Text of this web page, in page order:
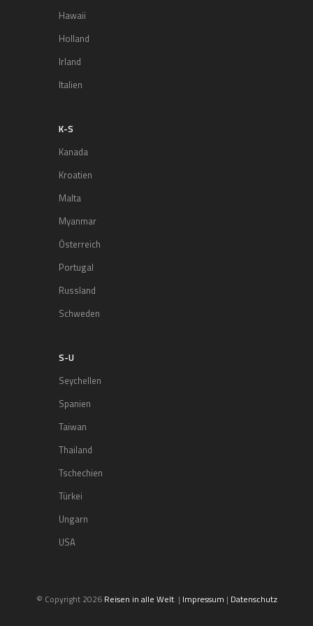
Hawaii
Holland
Irland
Italien
K-S
Kanada
Kroatien
Malta
Myanmar
Österreich
Portugal
Russland
Schweden
S-U
Seychellen
Spanien
Taiwan
Thailand
Tschechien
Türkei
Ungarn
USA
© Copyright 2026 Reisen in alle Welt. | Impressum | Datenschutz